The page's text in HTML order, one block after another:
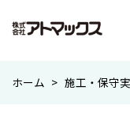
ホーム > 施工・保守